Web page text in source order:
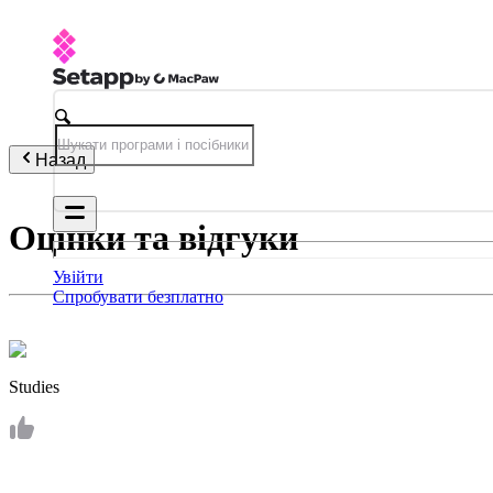
Увійти
Спробувати безплатно
Назад
Оцінки та відгуки
Studies